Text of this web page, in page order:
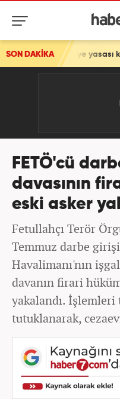
SON DAKİKAyasası kabul edildi:
FETÖ'cü
davasının
eski asker
Fetullahçı Terör
Temmuz darbe
Havalimanı'nın
davanın firari
yakalandı. İşlemleri
tutuklanarak,